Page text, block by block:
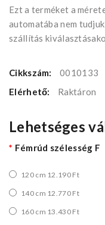
Ezt a terméket a
automatába nem
szállítás
Cikkszám:
0010133
Elérhető:
Raktáron
Lehetséges
Fémrúd szélesség F
120 cm 12.190 Ft
140 cm 12.770 Ft
160 cm 13.430 Ft